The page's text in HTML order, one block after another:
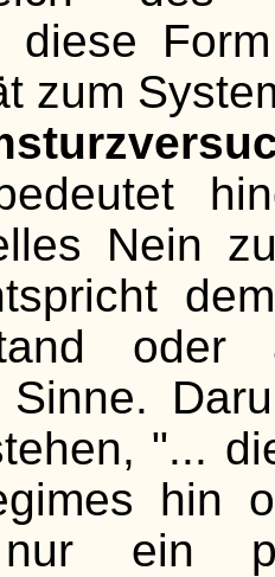
diese
zum
Nein
oder
Sinne.
"...
hin
ein